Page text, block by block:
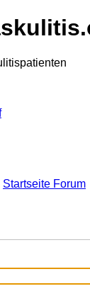
Startseite Forum